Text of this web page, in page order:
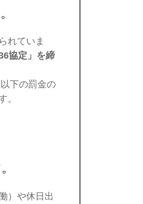
れていま
協定」を締
下の罰金の
。
）や休日出